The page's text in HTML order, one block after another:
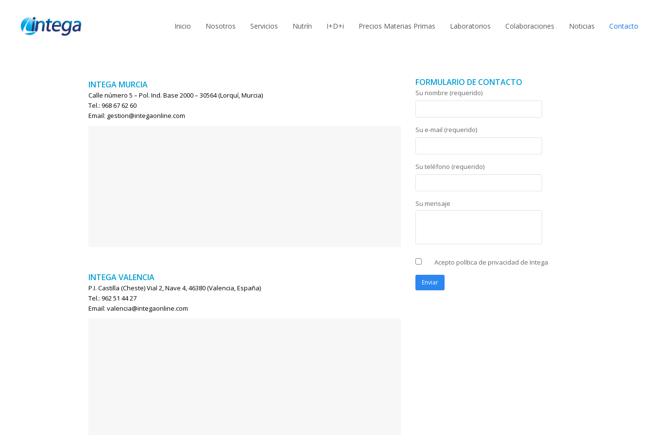
Inicio Nosotros Servicios Nutrín I+D+i Precios Materias Primas Laboratorios Colaboraciones Noticias Contacto
INTEGA MURCIA
Calle número 5 – Pol. Ind. Base 2000 – 30564 (Lorquí, Murcia)
Tel.: 968 67 62 60
Email: gestion@integaonline.com
INTEGA VALENCIA
P.I. Castilla (Cheste) Vial 2, Nave 4, 46380 (Valencia, España)
Tel.: 962 51 44 27
Email: valencia@integaonline.com
FORMULARIO DE CONTACTO
Su nombre (requerido)
Su e-mail (requerido)
Su teléfono (requerido)
Su mensaje
Acepto política de privacidad de Intega